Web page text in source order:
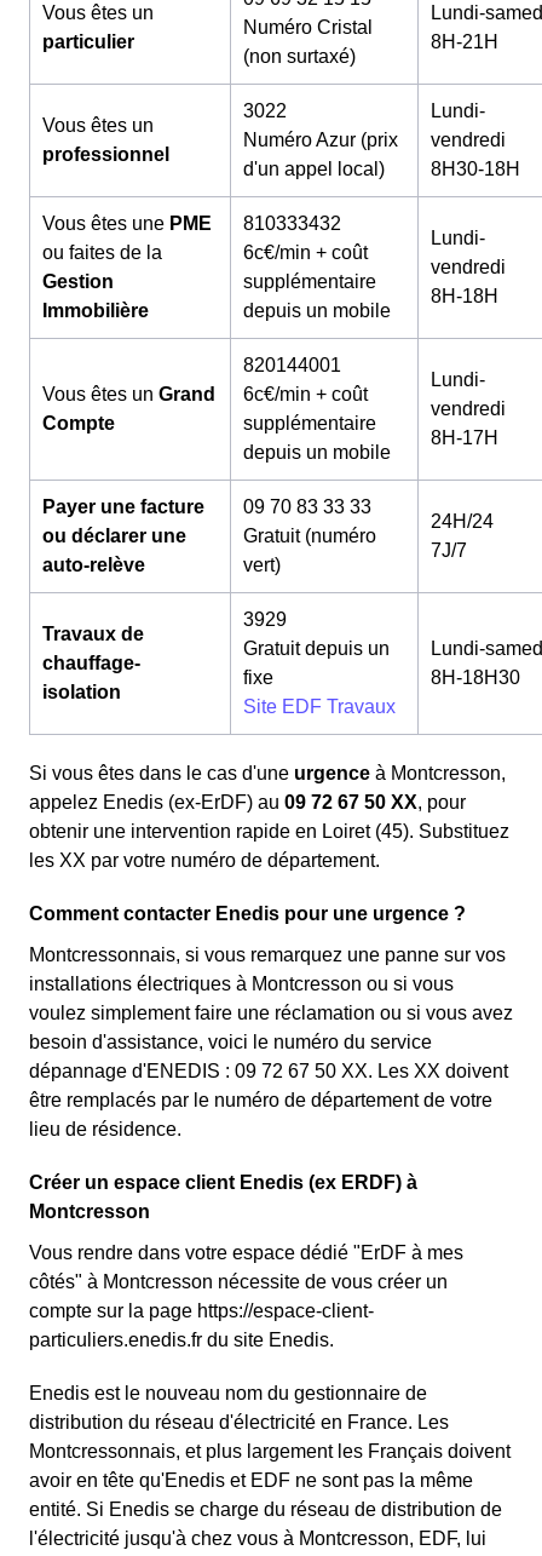
Vous êtes un
particulier
Numéro Cristal
(non surtaxé)
Lundi-
8H-21H
Vous êtes un
professionnel
3022
Numéro Azur (prix
d'un appel local)
Lundi-
vendredi
8H30-18H
Vous êtes une PME
ou faites de la
Gestion
Immobilière
810333432
6c€/min + coût
supplémentaire
depuis un mobile
Lundi-
vendredi
8H-18H
Vous êtes un Grand
Compte
820144001
6c€/min + coût
supplémentaire
depuis un mobile
Lundi-
vendredi
8H-17H
Payer une facture
ou déclarer une
auto-relève
09 70 83 33 33
Gratuit (numéro
vert)
24H/24
7J/7
Travaux de
chauffage-
isolation
3929
Gratuit depuis un
fixe
Site EDF Travaux
Lundi-
8H-18H30
Si vous êtes dans le cas d'une urgence à Montcresson,
appelez Enedis (ex-ErDF) au 09 72 67 50 XX, pour
obtenir une intervention rapide en Loiret (45). Substituez
les XX par votre numéro de département.
Comment contacter Enedis pour une urgence ?
Montcressonnais, si vous remarquez une panne sur vos
installations électriques à Montcresson ou si vous
voulez simplement faire une réclamation ou si vous avez
besoin d'assistance, voici le numéro du service
dépannage d'ENEDIS : 09 72 67 50 XX. Les XX doivent
être remplacés par le numéro de département de votre
lieu de résidence.
Créer un espace client Enedis (ex ERDF) à
Montcresson
Vous rendre dans votre espace dédié "ErDF à mes
côtés" à Montcresson nécessite de vous créer un
compte sur la page https://espace-client-
particuliers.enedis.fr du site Enedis.
Enedis est le nouveau nom du gestionnaire de
distribution du réseau d'électricité en France. Les
Montcressonnais, et plus largement les Français doivent
avoir en tête qu'Enedis et EDF ne sont pas la même
entité. Si Enedis se charge du réseau de distribution de
l'électricité jusqu'à chez vous à Montcresson, EDF, lui